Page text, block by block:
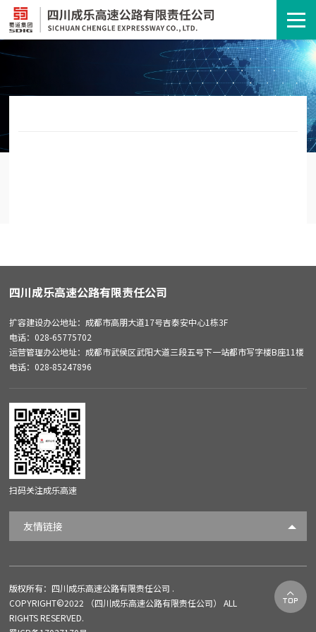
四川成乐高速公路有限责任公司
扩容建设办公地址：成都市高朋大道17号吉泰安中心1栋3F
电话：028-65775702
运营管理办公地址：成都市武侯区武阳大道三段五号下一站都市写字楼B座11楼
电话：028-85247896
扫码关注成乐高速
友情链接

版权所有：四川成乐高速公路有限责任公司 .
COPYRIGHT©2022 （四川成乐高速公路有限责任公司） ALL
RIGHTS RESERVED.